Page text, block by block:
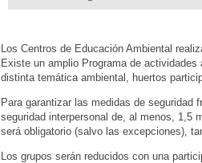
Los Centros de Educación Ambiental
Existe un amplio Programa de
distinta temática ambiental, huertos
Para garantizar las medidas de seguridad
seguridad interpersonal de, al menos, 1,5
será obligatorio (salvo las excepciones),
Los grupos serán reducidos con una